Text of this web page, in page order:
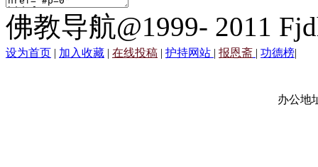
佛教导航@1999- 2011
设为首页 | 加入收藏 | 在线投稿 | 护持网站 | 报恩斋 | 功德榜|
办公地